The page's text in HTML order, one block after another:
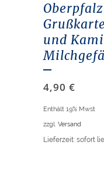
und
4,90 €
Enthält 19% Mwst
zzgl. Versand
Lieferzeit: sofort